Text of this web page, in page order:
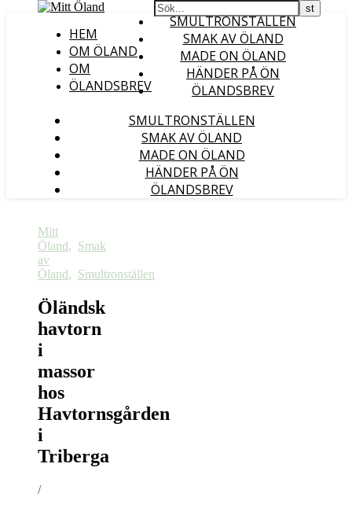
HEM
OM ÖLAND
OM
ÖLANDSBREV
SMULTRONSTÄLLEN
SMAK AV ÖLAND
MADE ON ÖLAND
HÄNDER PÅ ÖN
ÖLANDSBREV
SMULTRONSTÄLLEN
SMAK AV ÖLAND
MADE ON ÖLAND
HÄNDER PÅ ÖN
ÖLANDSBREV
Mitt
Öland, Smak
av
Öland, Smultronställen
Öländsk
havtorn
i
massor
hos
Havtornsgården
i
Triberga
/